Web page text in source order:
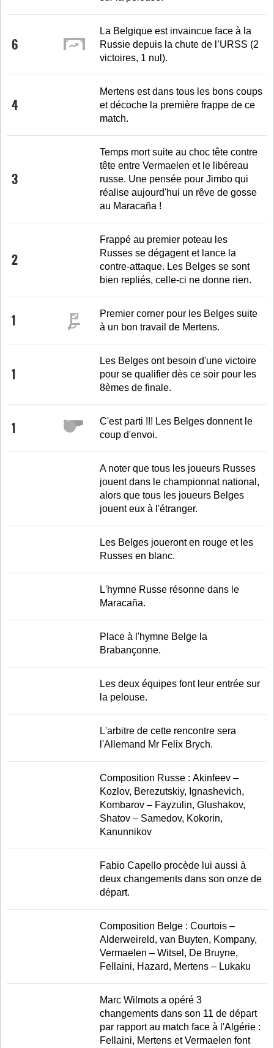
6
La Belgique est invaincue face à la
Russie depuis la chute de l’URSS (2
victoires, 1 nul).
4
Mertens est dans tous les bons coups
et décoche la première frappe de ce
match.
3
Temps mort suite au choc tête contre
tête entre Vermaelen et le libéreau
russe. Une pensée pour Jimbo qui
réalise aujourd'hui un rêve de gosse
au Maracaña !
2
Frappé au premier poteau les
Russes se dégagent et lance la
contre-attaque. Les Belges se sont
bien repliés, celle-ci ne donne rien.
1
Premier corner pour les Belges suite
à un bon travail de Mertens.
1
Les Belges ont besoin d'une victoire
pour se qualifier dès ce soir pour les
8èmes de finale.
1
C'est parti !!! Les Belges donnent le
coup d'envoi.
A noter que tous les joueurs Russes
jouent dans le championnat national,
alors que tous les joueurs Belges
jouent eux à l'étranger.
Les Belges joueront en rouge et les
Russes en blanc.
L'hymne Russe résonne dans le
Maracaña.
Place à l'hymne Belge la
Brabançonne.
Les deux équipes font leur entrée sur
la pelouse.
L'arbitre de cette rencontre sera
l'Allemand Mr Felix Brych.
Composition Russe : Akinfeev –
Kozlov, Berezutskiy, Ignashevich,
Kombarov – Fayzulin, Glushakov,
Shatov – Samedov, Kokorin,
Kanunnikov
Fabio Capello procède lui aussi à
deux changements dans son onze de
départ.
Composition Belge : Courtois –
Alderweireld, van Buyten, Kompany,
Vermaelen – Witsel, De Bruyne,
Fellaini, Hazard, Mertens – Lukaku
Marc Wilmots a opéré 3
changements dans son 11 de départ
par rapport au match face à l'Algérie :
Fellaini, Mertens et Vermaelen font